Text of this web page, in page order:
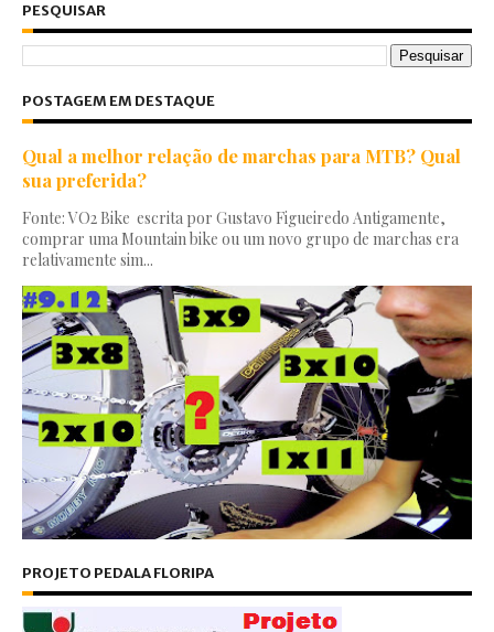
PESQUISAR
POSTAGEM EM DESTAQUE
Qual a melhor relação de marchas para MTB? Qual
sua preferida?
Fonte: VO2 Bike escrita por Gustavo Figueiredo Antigamente,
comprar uma Mountain bike ou um novo grupo de marchas era
relativamente sim...
PROJETO PEDALA FLORIPA